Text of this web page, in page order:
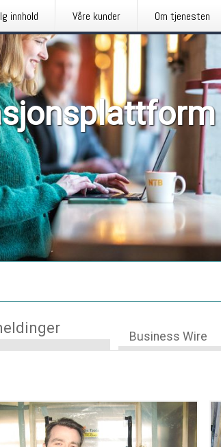
innhold Våre kunder Om tjenesten
Business Wire